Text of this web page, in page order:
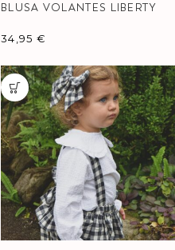
BLUSA VOLANTES LIBERTY
34,95 €